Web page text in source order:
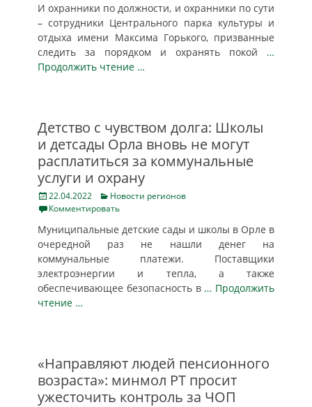
И охранники по должности, и охранники по сути
– сотрудники Центрального парка культуры и
отдыха имени Максима Горького, призванные
следить за порядком и охранять покой …
Продолжить чтение …
Детство с чувством долга: Школы
и детсады Орла вновь не могут
расплатиться за коммунальные
услуги и охрану
Posted
on
22.04.2022 Categories
Новости регионов
Комментировать
Муниципальные детские сады и школы в Орле в
очередной раз не нашли денег на
коммунальные платежи. Поставщики
электроэнергии и тепла, а также
обеспечивающее безопасность в … Продолжить
чтение …
«Направляют людей пенсионного
возраста»: минмол РТ просит
ужесточить контроль за ЧОП